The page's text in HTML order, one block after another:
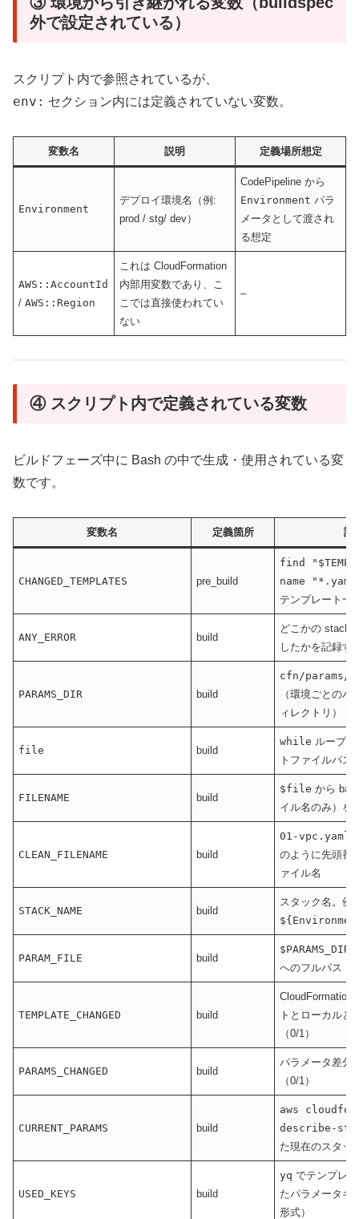
外で設定されている）
スクリプト内で参照されているが、
env: セクション内には定義されていない変数。
変数名 説明 定義場所想定
Environment
デプロイ環境名（例:
prod / stg/ dev）
CodePipeline から
Environment パラ
メータとして渡され
る想定
AWS::AccountId
/AWS::Region
これは CloudFormation
内部用変数であり、こ
こでは直接使われてい
ない
–
④ スクリプト内で定義されている変数
ビルドフェーズ中に Bash の中で生成・使用されている変
数です。
変数名 定義箇所 説
CHANGED_TEMPLATES pre_build
find
name
テンプレート一
ANY_ERROR build
どこかの stack
したかを記録す
PARAMS_DIR build
cfn/params/
（環境ごとの
ィレクトリ）
file build
while ループ
トファイルパス
FILENAME build
$file から
イル名のみ）を
CLEAN_FILENAME build
01-vpc.yaml
のように先頭番
ァイル名
STACK_NAME build
スタック名。例
PARAM_FILE build
へのフルパス
TEMPLATE_CHANGED build
CloudFormation
トとローカルと
（0/1）
PARAMS_CHANGED build
パラメータ差分
（0/1）
CURRENT_PARAMS build
aws
describe-
た現在のスタッ
USED_KEYS build
yq でテンプレ
たパラメータキ
形式）